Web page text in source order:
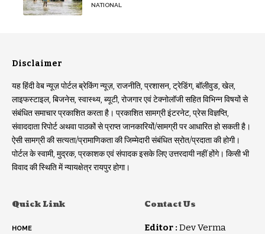
NATIONAL
Disclaimer
यह हिंदी वेब न्यूज़ पोर्टल ब्रेकिंग न्यूज़, राजनीति, प्रशासन, ट्रेडिंग, बॉलीवुड, खेल,
लाइफस्टाइल, बिजनेस, स्वास्थ्य, ब्यूटी, रोजगार एवं टेक्नोलॉजी सहित विभिन्न विषयों से
संबंधित समाचार प्रकाशित करता है। प्रकाशित सामग्री इंटरनेट, प्रेस विज्ञप्ति,
संवाददाता रिपोर्ट अथवा पाठकों से प्राप्त जानकारियों/सामग्री पर आधारित हो सकती है।
ऐसी सामग्री की सत्यता/प्रामाणिकता की जिम्मेदारी संबंधित स्रोत/प्रदाता की होगी।
पोर्टल के स्वामी, मुद्रक, प्रकाशक एवं संपादक इसके लिए उत्तरदायी नहीं होंगे। किसी भी
विवाद की स्थिति में न्यायक्षेत्र रायपुर होगा।
Quick Link
HOME
Contact Us
Editor : Dev Verma